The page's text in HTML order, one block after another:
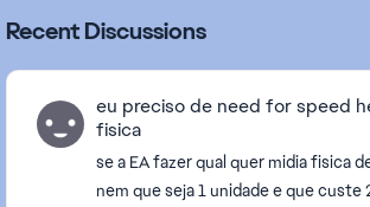
Recent Discussions
eu preciso de need for speed
fisica
se a EA fazer qual quer midia fisica
nem que seja 1 unidade e que custe